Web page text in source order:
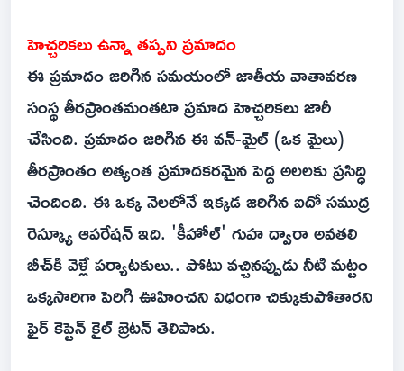
హెచ్చరికలు ఉన్నా తప్పని ప్రమాదం
ఈ ప్రమాదం జరిగిన సమయంలో జాతీయ వాతావరణ
సంస్థ తీరప్రాంతమంతటా ప్రమాద హెచ్చరికలు జారీ
చేసింది. ప్రమాదం జరిగిన ఈ వన్-మైల్ (ఒక మైలు)
తీరప్రాంతం అత్యంత ప్రమాదకరమైన పెద్ద అలలకు ప్రసిద్ధి
చెందింది. ఈ ఒక్క నెలలోనే ఇక్కడ జరిగిన ఐదో సముద్ర
రెస్క్యూ ఆపరేషన్ ఇది. 'కీహోల్' గుహ ద్వారా అవతలి
బీచ్‌కి వెళ్లే పర్యాటకులు.. పోటు వచ్చినప్పుడు నీటి మట్టం
ఒక్కసారిగా పెరిగి ఊహించని విధంగా చిక్కుకుపోతారని
ఫైర్ కెప్టెన్ కైల్ బ్రెటన్ తెలిపారు.